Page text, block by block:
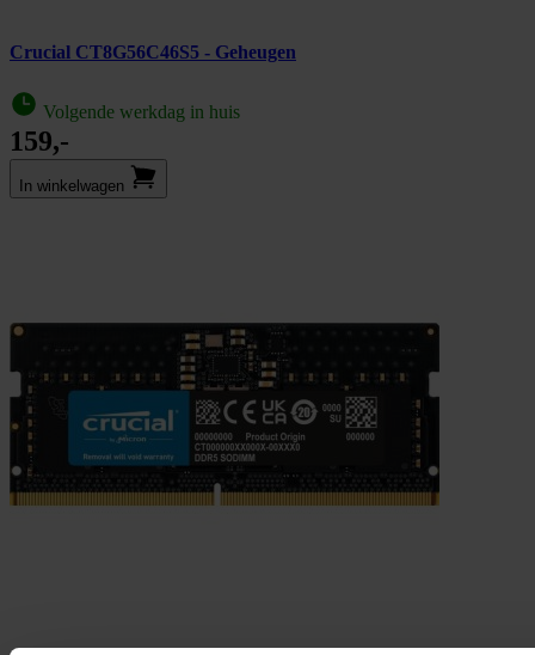
Crucial CT8G56C46S5 - Geheugen
Volgende werkdag in huis
159,-
In winkel­wagen